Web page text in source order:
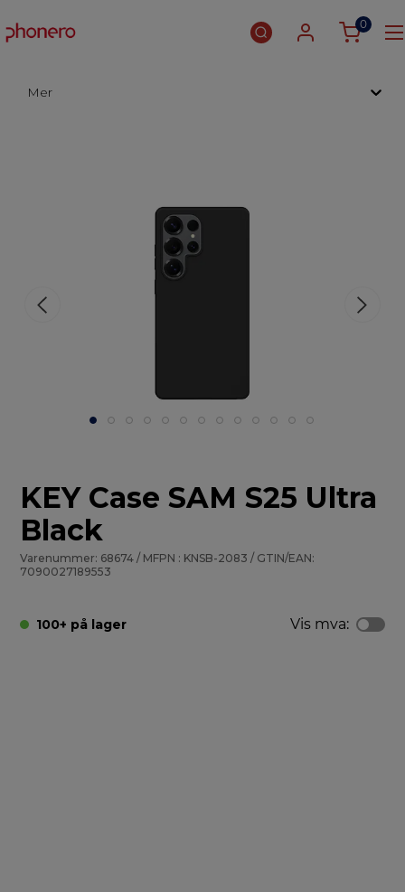
0
Mer
KEY Case SAM S25 Ultra
Black
Varenummer: 68674 / MFPN : KNSB-2083 / GTIN/EAN:
7090027189553
100+ på lager Vis mva: